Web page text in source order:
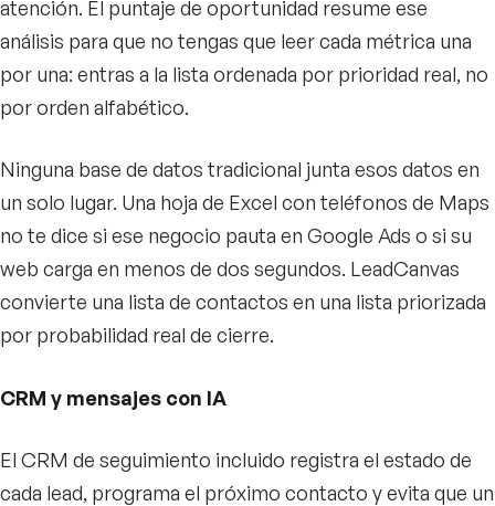
atención. El puntaje de oportunidad resume ese
análisis para que no tengas que leer cada métrica una
por una: entras a la lista ordenada por prioridad real, no
por orden alfabético.
Ninguna base de datos tradicional junta esos datos en
un solo lugar. Una hoja de Excel con teléfonos de Maps
no te dice si ese negocio pauta en Google Ads o si su
web carga en menos de dos segundos. LeadCanvas
convierte una lista de contactos en una lista priorizada
por probabilidad real de cierre.
CRM y mensajes con IA
El CRM de seguimiento incluido registra el estado de
cada lead, programa el próximo contacto y evita que un